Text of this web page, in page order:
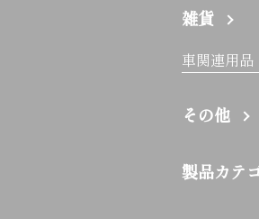
雑貨
車関連用品
その他
製品カテ